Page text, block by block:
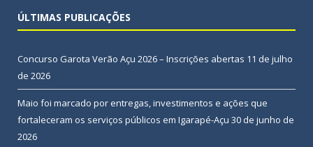
ÚLTIMAS PUBLICAÇÕES
Concurso Garota Verão Açu 2026 – Inscrições abertas 11 de julho
de 2026
Maio foi marcado por entregas, investimentos e ações que
fortaleceram os serviços públicos em Igarapé-Açu 30 de junho de
2026